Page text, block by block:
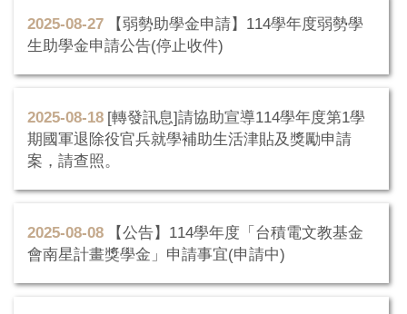
2025-08-27
【弱勢助學金申請】114學年度弱勢學
生助學金申請公告(停止收件)
2025-08-18 [轉發訊息]請協助宣導114學年度第1學
期國軍退除役官兵就學補助生活津貼及獎勵申請
案，請查照。
2025-08-08
【公告】114學年度「台積電文教基金
會南星計畫獎學金」申請事宜(申請中)